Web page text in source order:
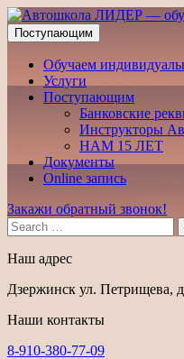
Поступающим
Обучаем
Услуги
Поступающим
Банковские
Инструкторы
НАМ 15 ЛЕТ
Документы
Online запись
Закажи обратный звонок!
Наш адрес
Дзержинск ул. Петрищева,
Наши контакты
8-910-380-77-09